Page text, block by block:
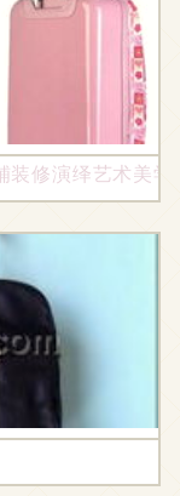
修演绎艺术美学